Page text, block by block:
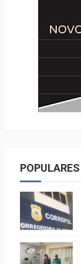
POPULARES